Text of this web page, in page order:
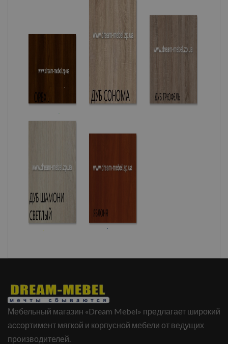
Мебельный магазин «Dream Mebel» предлагает широкий
ассортимент мягкой и корпусной мебели от ведущих
производителей.